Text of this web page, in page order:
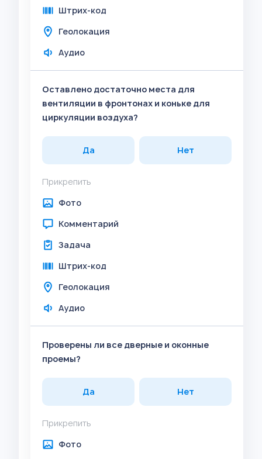
Штрих-код
Геолокация
Аудио
Оставлено достаточно места для
вентиляции в фронтонах и коньке для
циркуляции воздуха?
Да Нет
Прикрепить
Фото
Комментарий
Задача
Штрих-код
Геолокация
Аудио
Проверены ли все дверные и оконные
проемы?
Да Нет
Прикрепить
Фото